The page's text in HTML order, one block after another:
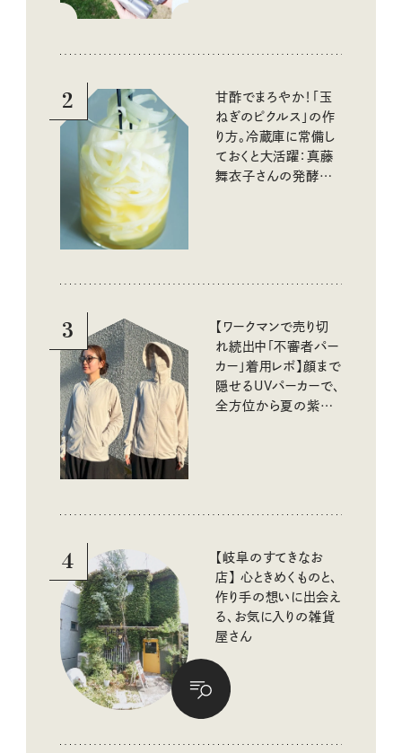
2
甘酢でまろやか！「玉
ねぎのピクルス」の作
り方。冷蔵庫に常備し
ておくと大活躍：真藤
舞衣子さんの発酵と
3
【ワークマンで売り切
れ続出中「不審者パー
カー」着用レポ】顔まで
隠せるUVパーカーで、
全方位から夏の紫外
4
【岐阜のすてきなお
店】 心ときめくものと、
作り手の想いに出会え
る、お気に入りの雑貨
屋さん